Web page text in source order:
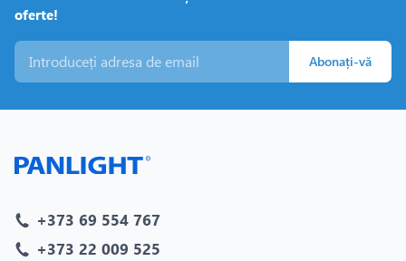
oferte!
Abonați-vă
+373 69 554 767
+373 22 009 525